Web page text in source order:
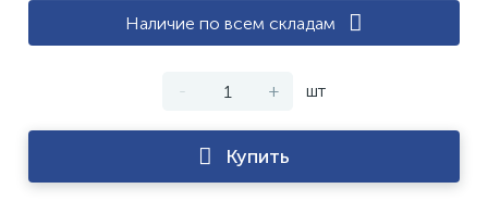
Наличие по всем складам
- + шт
Купить